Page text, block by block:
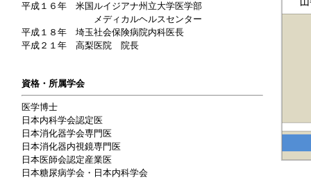
平成１６年 米国ルイジアナ州立大学医学部
メディカルヘルスセンター
平成１８年 埼玉社会保険病院内科医長
平成２１年 高梨医院 院長
資格・所属学会
医学博士
日本内科学会認定医
日本消化器学会専門医
日本消化器内視鏡専門医
日本医師会認定産業医
日本糖尿病学会・日本内科学会